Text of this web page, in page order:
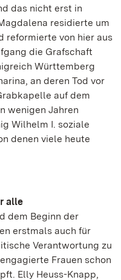
das nicht erst in
residierte um
reformierte von hier aus
die Grafschaft
Württemberg
an deren Tod vor
auf dem
wenigen Jahren
Wilhelm I. soziale
denen viele heute
alle
dem Beginn der
erstmals auch für
Verantwortung zu
Frauen schon
Elly Heuss-Knapp,